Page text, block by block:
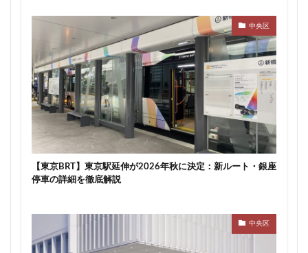
中央区
【東京BRT】東京駅延伸が2026年秋に決定：新ルート・銀座
停車の詳細を徹底解説
中央区